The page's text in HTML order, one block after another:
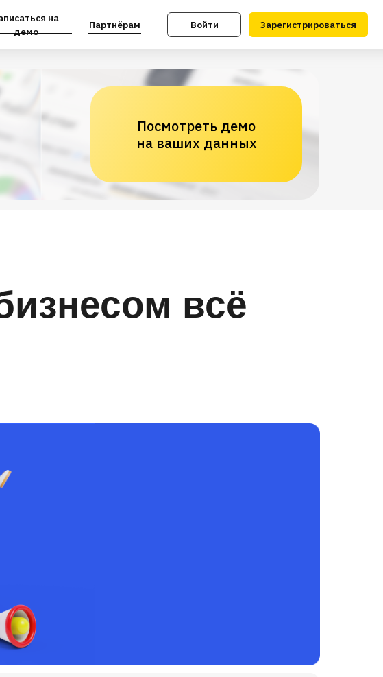
Войти Зарегистрироваться
Партнёрам
Посмотреть демо
на ваших данных
всё